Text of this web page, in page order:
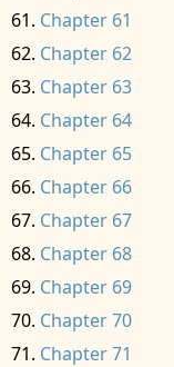
Chapter 61
Chapter 62
Chapter 63
Chapter 64
Chapter 65
Chapter 66
Chapter 67
Chapter 68
Chapter 69
Chapter 70
Chapter 71